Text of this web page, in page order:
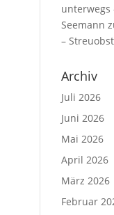
unterwegs
Seemann
–
Archiv
Juli 2026
Juni 2026
Mai 2026
April 2026
März 2026
Februar